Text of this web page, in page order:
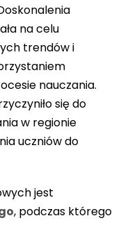
na celu
trendów i
nauczania.
się do
w regionie
uczniów do
jest
, podczas którego